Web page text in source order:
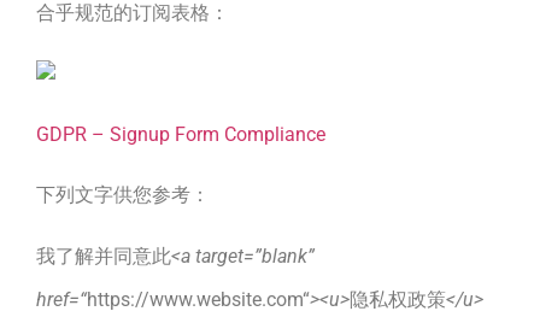
合乎规范的订阅表格：
GDPR – Signup Form Compliance
下列文字供您参考：
我了解并同意此<a target=”blank”
href=“https://www.website.com“><u>隐私权政策</u>